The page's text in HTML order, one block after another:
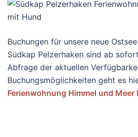
Buchungen für unsere neue
Südkap Pelzerhaken sind ab
Abfrage der aktuellen
Buchungsmöglichkeiten geht es
Ferienwohnung Himmel und Meer